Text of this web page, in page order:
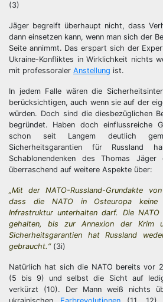
(3)
Jäger begreift überhaupt nicht, dass
dann einsetzen kann, wenn man sich der
Seite annimmt. Das erspart sich der
Ukraine-Konfliktes in Wirklichkeit nichts
mit professoraler Anstellung ist.
In jedem Falle wären die
berücksichtigen, auch wenn sie auf der
würden. Doch sind die diesbezüglichen
begründet. Haben doch einflussreiche
schon seit Langem deutlich
Sicherheitsgarantien für Russland
Schablonendenken des Thomas
überraschend auf weitere Aspekte über:
„Mit der NATO-Russland-Grundakte
dass die NATO in Osteuropa keine
Infrastruktur unterhalten darf. Die
gehalten, bis zur Annexion der Krim
Sicherheitsgarantien hat Russland
gebraucht.“(3i)
Natürlich hat sich die NATO bereits vor
(5 bis 9) und selbst die Sicht auf
verkürzt (10). Der Mann weiß nichts